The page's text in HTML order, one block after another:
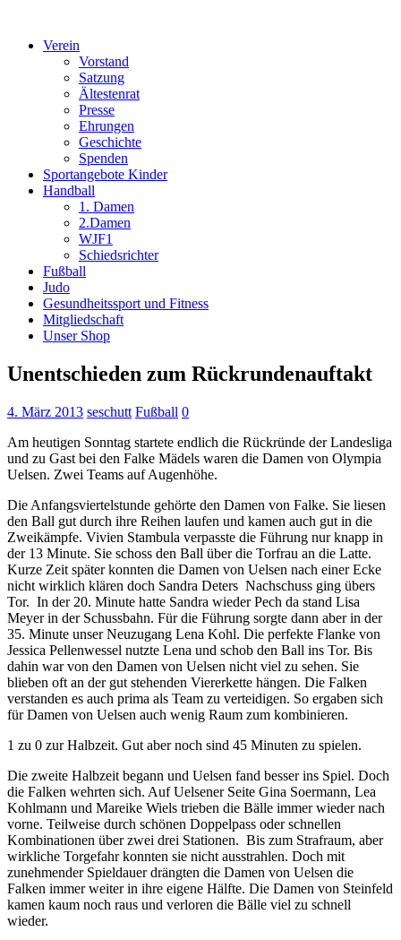
Verein
Vorstand
Satzung
Ältestenrat
Presse
Ehrungen
Geschichte
Spenden
Sportangebote Kinder
Handball
1. Damen
2.Damen
WJF1
Schiedsrichter
Fußball
Judo
Gesundheitssport und Fitness
Mitgliedschaft
Unser Shop
Unentschieden zum Rückrundenauftakt
4. März 2013 seschutt Fußball 0
Am heutigen Sonntag startete endlich die Rückründe der Landesliga
und zu Gast bei den Falke Mädels waren die Damen von Olympia
Uelsen. Zwei Teams auf Augenhöhe.
Die Anfangsviertelstunde gehörte den Damen von Falke. Sie liesen
den Ball gut durch ihre Reihen laufen und kamen auch gut in die
Zweikämpfe. Vivien Stambula verpasste die Führung nur knapp in
der 13 Minute. Sie schoss den Ball über die Torfrau an die Latte.
Kurze Zeit später konnten die Damen von Uelsen nach einer Ecke
nicht wirklich klären doch Sandra Deters Nachschuss ging übers
Tor. In der 20. Minute hatte Sandra wieder Pech da stand Lisa
Meyer in der Schussbahn. Für die Führung sorgte dann aber in der
35. Minute unser Neuzugang Lena Kohl. Die perfekte Flanke von
Jessica Pellenwessel nutzte Lena und schob den Ball ins Tor. Bis
dahin war von den Damen von Uelsen nicht viel zu sehen. Sie
blieben oft an der gut stehenden Viererkette hängen. Die Falken
verstanden es auch prima als Team zu verteidigen. So ergaben sich
für Damen von Uelsen auch wenig Raum zum kombinieren.
1 zu 0 zur Halbzeit. Gut aber noch sind 45 Minuten zu spielen.
Die zweite Halbzeit begann und Uelsen fand besser ins Spiel. Doch
die Falken wehrten sich. Auf Uelsener Seite Gina Soermann, Lea
Kohlmann und Mareike Wiels trieben die Bälle immer wieder nach
vorne. Teilweise durch schönen Doppelpass oder schnellen
Kombinationen über zwei drei Stationen. Bis zum Strafraum, aber
wirkliche Torgefahr konnten sie nicht ausstrahlen. Doch mit
zunehmender Spieldauer drängten die Damen von Uelsen die
Falken immer weiter in ihre eigene Hälfte. Die Damen von Steinfeld
kamen kaum noch raus und verloren die Bälle viel zu schnell
wieder.